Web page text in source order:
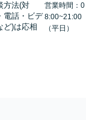
方法(対
電話・ビデ
ど)は応相
営業時間：0
8:00~21:00
（平日）